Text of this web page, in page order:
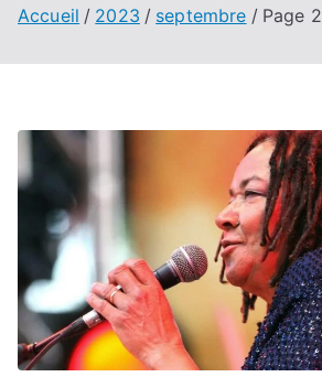
Accueil 2023 septembre Page 2